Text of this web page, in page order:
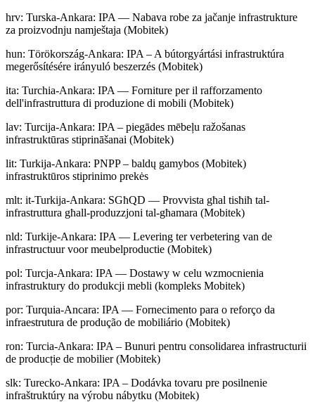
hrv: Turska-Ankara: IPA — Nabava robe za jačanje infrastrukture
za proizvodnju namještaja (Mobitek)
hun: Törökország-Ankara: IPA – A bútorgyártási infrastruktúra
megerősítésére irányuló beszerzés (Mobitek)
ita: Turchia-Ankara: IPA — Forniture per il rafforzamento
dell'infrastruttura di produzione di mobili (Mobitek)
lav: Turcija-Ankara: IPA – piegādes mēbeļu ražošanas
infrastruktūras stiprināšanai (Mobitek)
lit: Turkija-Ankara: PNPP – baldų gamybos (Mobitek)
infrastruktūros stiprinimo prekės
mlt: it-Turkija-Ankara: SGħQD — Provvista għal tisħiħ tal-
infrastruttura għall-produzzjoni tal-għamara (Mobitek)
nld: Turkije-Ankara: IPA — Levering ter verbetering van de
infrastructuur voor meubelproductie (Mobitek)
pol: Turcja-Ankara: IPA — Dostawy w celu wzmocnienia
infrastruktury do produkcji mebli (kompleks Mobitek)
por: Turquia-Ancara: IPA — Fornecimento para o reforço da
infraestrutura de produção de mobiliário (Mobitek)
ron: Turcia-Ankara: IPA – Bunuri pentru consolidarea infrastructurii
de producție de mobilier (Mobitek)
slk: Turecko-Ankara: IPA – Dodávka tovaru pre posilnenie
infraštruktúry na výrobu nábytku (Mobitek)